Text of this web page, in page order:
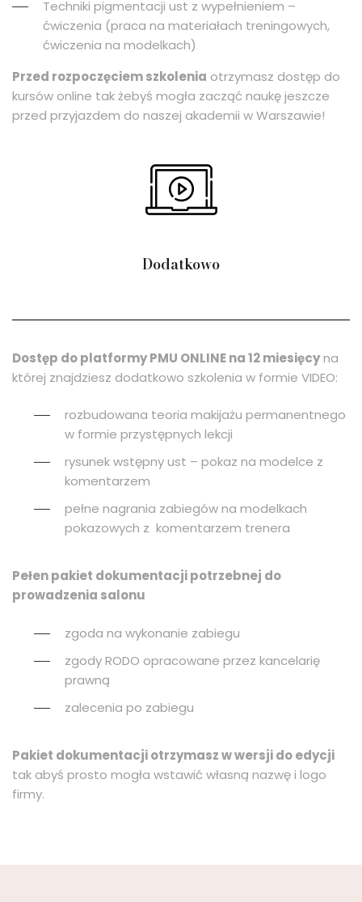
Techniki pigmentacji ust z wypełnieniem –
ćwiczenia (praca na materiałach treningowych,
ćwiczenia na modelkach)
Przed rozpoczęciem szkolenia otrzymasz dostęp do
kursów online tak żebyś mogła zacząć naukę jeszcze
przed przyjazdem do naszej akademii w Warszawie!
Dodatkowo
Dostęp do platformy PMU ONLINE na 12 miesięcyna
której znajdziesz dodatkowo szkolenia w formie VIDEO:
rozbudowana teoria makijażu permanentnego
w formie przystępnych lekcji
rysunek wstępny ust – pokaz na modelce z
komentarzem
pełne nagrania zabiegów na modelkach
pokazowych z komentarzem trenera
Pełen pakiet dokumentacji potrzebnej do
prowadzenia salonu
zgoda na wykonanie zabiegu
zgody RODO opracowane przez kancelarię
prawną
zalecenia po zabiegu
Pakiet dokumentacji otrzymasz w wersji do edycji
tak abyś prosto mogła wstawić własną nazwę i logo
firmy.